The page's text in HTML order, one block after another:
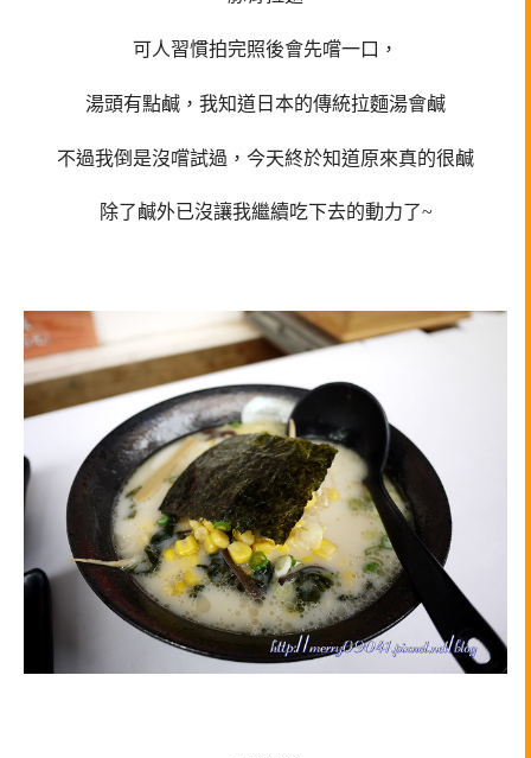
可人習慣拍完照後會先嚐一口，
湯頭有點鹹，我知道日本的傳統拉麵湯會鹹
不過我倒是沒嚐試過，今天終於知道原來真的很鹹
除了鹹外已沒讓我繼續吃下去的動力了~